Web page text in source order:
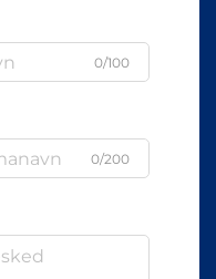
0/100
0/200